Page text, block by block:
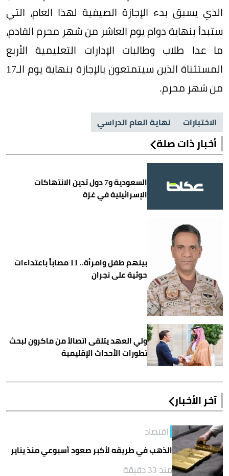
الذي يسبق بدء الإجازة الصيفية لهذا العام، التي
ستبدأ بنهاية دوام يوم العاشر من شهر محرم القادم،
ما عدا طلاب وطالبات الإدارات التعليمية الأربع
المستثناة الذين سيتمتعون بالإجازة بنهاية يوم الـ17
من شهر محرم.
الاختبارات نهاية العام الدراسي
أخبار ذات صلة
السعودية و7 دول تدين الانتهاكات
الإسرائيلية في غزة
بينهم طفل وامرأة.. 11 مصاباً باعتداءات
حوثية على نجران
ولي العهد يتلقى اتصالاً من ماكرون لبحث
تطورات الأحداث الإقليمية
آخر الأخبار
اقتصاد
الذهب في طريقه لأكبر صعود أسبوعي منذ يناير
منذ 33 دقيقة